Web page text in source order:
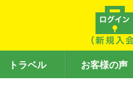
トラベル お客様の声